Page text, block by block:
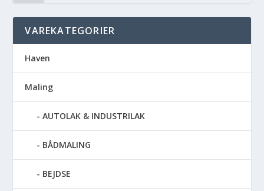
VAREKATEGORIER
Haven
Maling
AUTOLAK & INDUSTRILAK
BÅDMALING
BEJDSE